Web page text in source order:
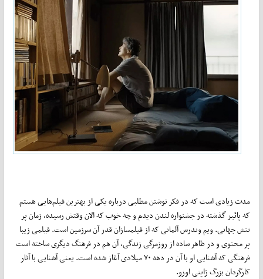
مدت زیادی است که در فکر نوشتن مطلبی درباره یکی از بهترین فیلم‌هایی هستم
که پائیز گذشته در جشنواره لندن دیدم و چه خوب که الان وقتش رسیده، زمان پر
تنش جهانی. ویم وندرس آلمانی که از فیلمسازان قدر آن سرزمین است. فیلمی زیبا
پر محتوی و در ظاهر ساده از روزمرگی زندگی، آن هم در فرهنگ دیگری ساخته است
فرهنگی که آشنایی او با آن در دهه ۷۰ میلادی آغاز شده ‌است. یعنی آشنایی با آثار
کارگردان بزرگ ژاپنی اوزو.